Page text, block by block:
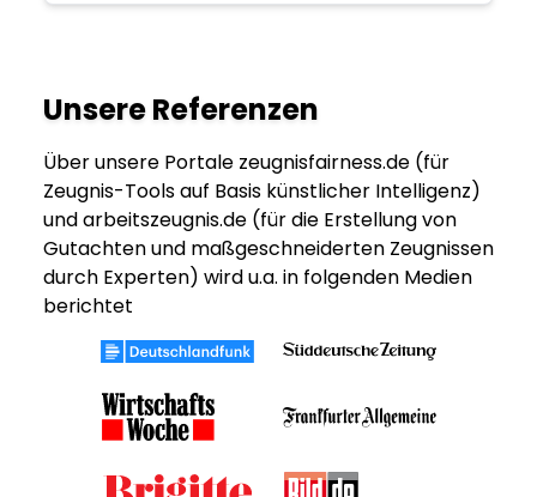
Unsere Referenzen
Über unsere Portale zeugnisfairness.de (für
Zeugnis-Tools auf Basis künstlicher Intelligenz)
und arbeitszeugnis.de (für die Erstellung von
Gutachten und maßgeschneiderten Zeugnissen
durch Experten) wird u.a. in folgenden Medien
berichtet